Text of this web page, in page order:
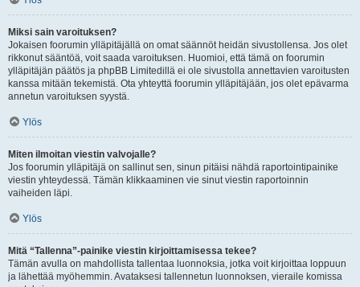
Miksi sain varoituksen?
Jokaisen foorumin ylläpitäjällä on omat säännöt heidän sivustollensa. Jos olet
rikkonut sääntöä, voit saada varoituksen. Huomioi, että tämä on foorumin
ylläpitäjän päätös ja phpBB Limitedillä ei ole sivustolla annettavien varoitusten
kanssa mitään tekemistä. Ota yhteyttä foorumin ylläpitäjään, jos olet epävarma
annetun varoituksen syystä.
Ylös
Miten ilmoitan viestin valvojalle?
Jos foorumin ylläpitäjä on sallinut sen, sinun pitäisi nähdä raportointipainike
viestin yhteydessä. Tämän klikkaaminen vie sinut viestin raportoinnin
vaiheiden läpi.
Ylös
Mitä “Tallenna”-painike viestin kirjoittamisessa tekee?
Tämän avulla on mahdollista tallentaa luonnoksia, jotka voit kirjoittaa loppuun
ja lähettää myöhemmin. Avataksesi tallennetun luonnoksen, vieraile komissa